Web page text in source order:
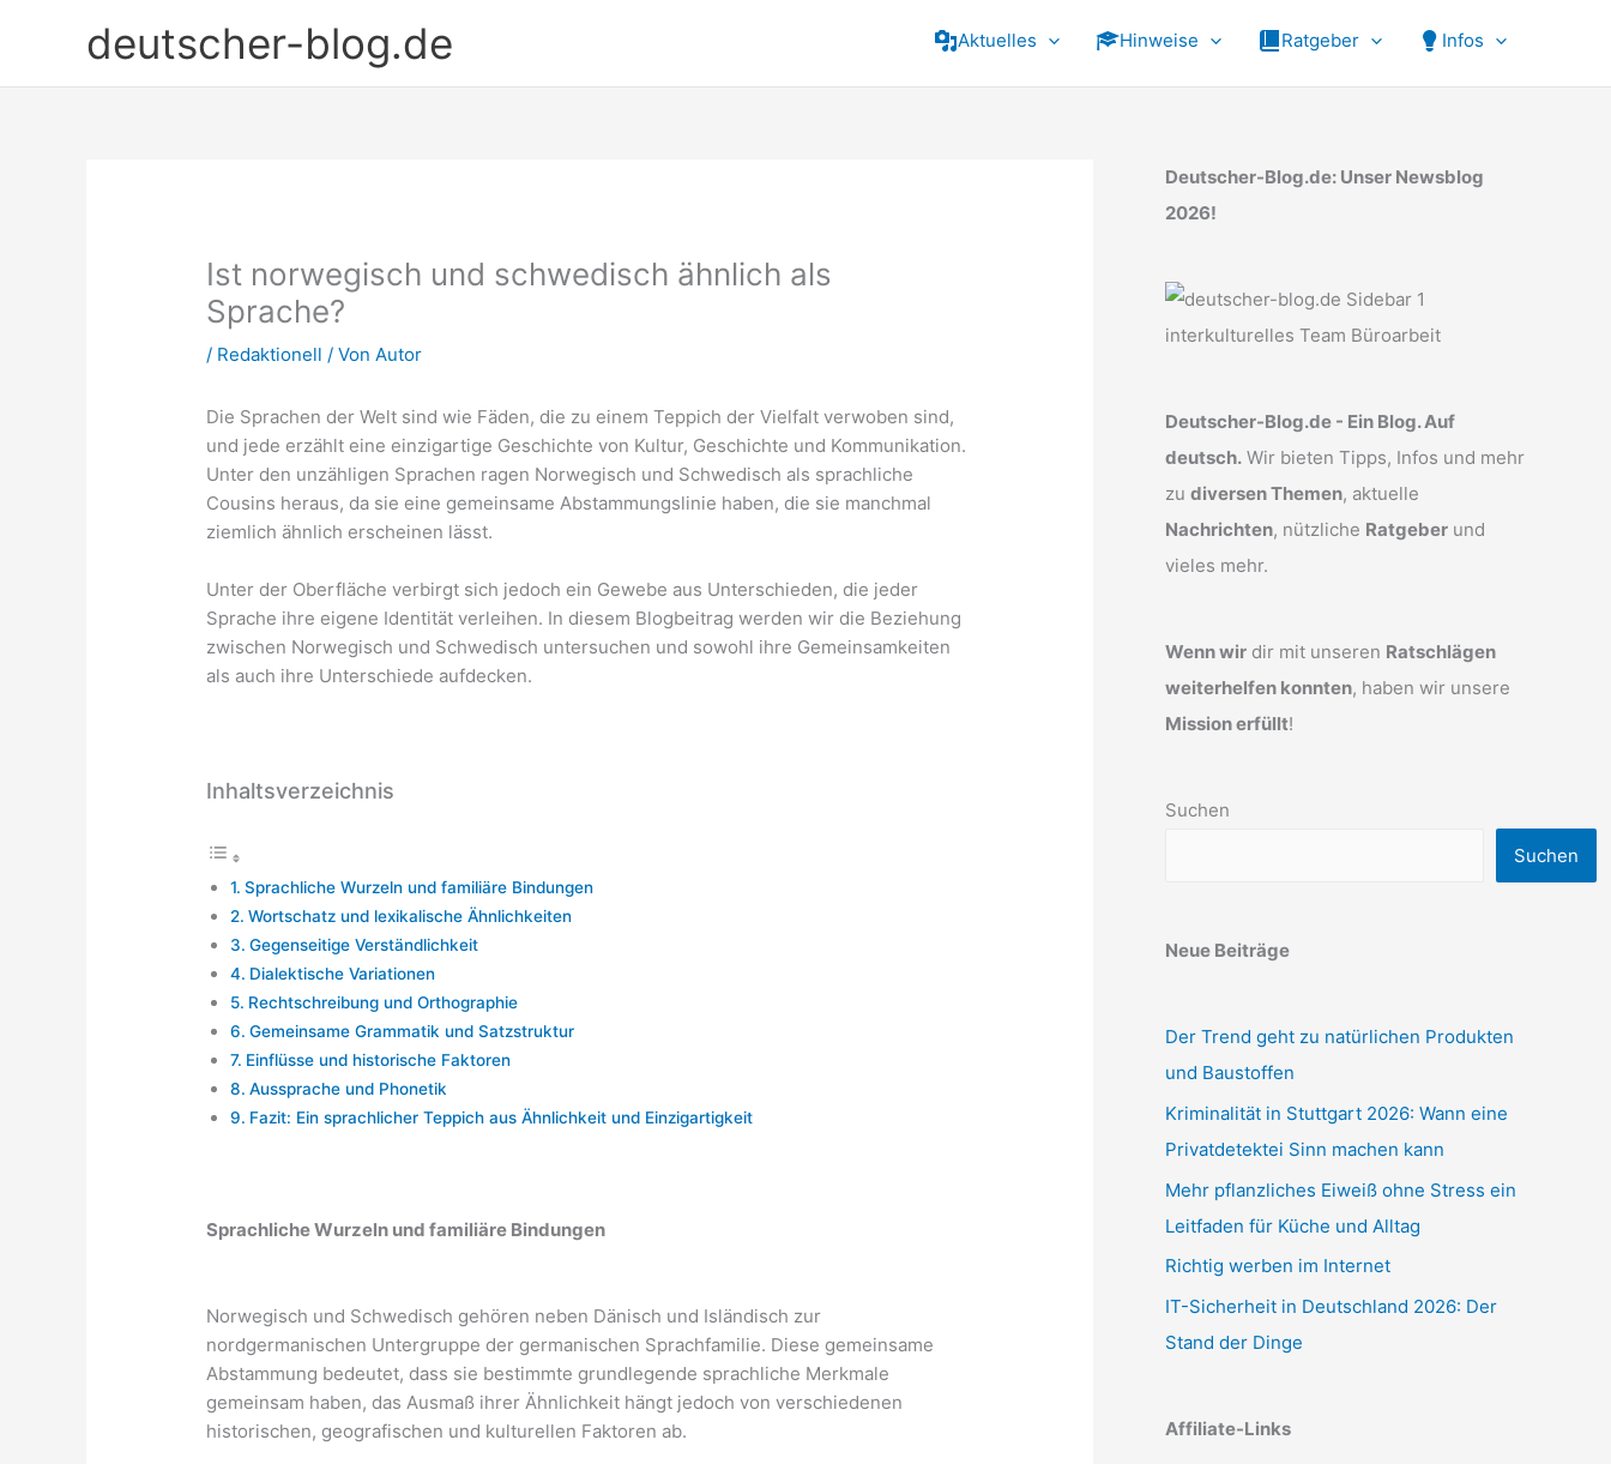
deutscher-blog.de Aktuelles Hinweise Ratgeber Infos
Ist norwegisch und schwedisch ähnlich als
Sprache?
/ Redaktionell / VonAutor
Die Sprachen der Welt sind wie Fäden, die zu einem Teppich der Vielfalt verwoben sind,
und jede erzählt eine einzigartige Geschichte von Kultur, Geschichte und Kommunikation.
Unter den unzähligen Sprachen ragen Norwegisch und Schwedisch als sprachliche
Cousins heraus, da sie eine gemeinsame Abstammungslinie haben, die sie manchmal
ziemlich ähnlich erscheinen lässt.
Unter der Oberfläche verbirgt sich jedoch ein Gewebe aus Unterschieden, die jeder
Sprache ihre eigene Identität verleihen. In diesem Blogbeitrag werden wir die Beziehung
zwischen Norwegisch und Schwedisch untersuchen und sowohl ihre Gemeinsamkeiten
als auch ihre Unterschiede aufdecken.
Inhaltsverzeichnis
Sprachliche Wurzeln und familiäre Bindungen
Wortschatz und lexikalische Ähnlichkeiten
Gegenseitige Verständlichkeit
Dialektische Variationen
Rechtschreibung und Orthographie
Gemeinsame Grammatik und Satzstruktur
Einflüsse und historische Faktoren
Aussprache und Phonetik
Fazit: Ein sprachlicher Teppich aus Ähnlichkeit und Einzigartigkeit
Sprachliche Wurzeln und familiäre Bindungen
Norwegisch und Schwedisch gehören neben Dänisch und Isländisch zur
nordgermanischen Untergruppe der germanischen Sprachfamilie. Diese gemeinsame
Abstammung bedeutet, dass sie bestimmte grundlegende sprachliche Merkmale
gemeinsam haben, das Ausmaß ihrer Ähnlichkeit hängt jedoch von verschiedenen
historischen, geografischen und kulturellen Faktoren ab.
Deutscher-Blog.de: Unser Newsblog
2026!
Deutscher-Blog.de - Ein Blog. Auf
deutsch. Wir bieten Tipps, Infos und mehr
zu diversen Themen, aktuelle
Nachrichten, nützliche Ratgeber und
vieles mehr.
Wenn wir dir mit unseren Ratschlägen
weiterhelfen konnten, haben wir unsere
Mission erfüllt!
Suchen
Suchen
Neue Beiträge
Der Trend geht zu natürlichen Produkten
und Baustoffen
Kriminalität in Stuttgart 2026: Wann eine
Privatdetektei Sinn machen kann
Mehr pflanzliches Eiweiß ohne Stress ein
Leitfaden für Küche und Alltag
Richtig werben im Internet
IT-Sicherheit in Deutschland 2026: Der
Stand der Dinge
Affiliate-Links